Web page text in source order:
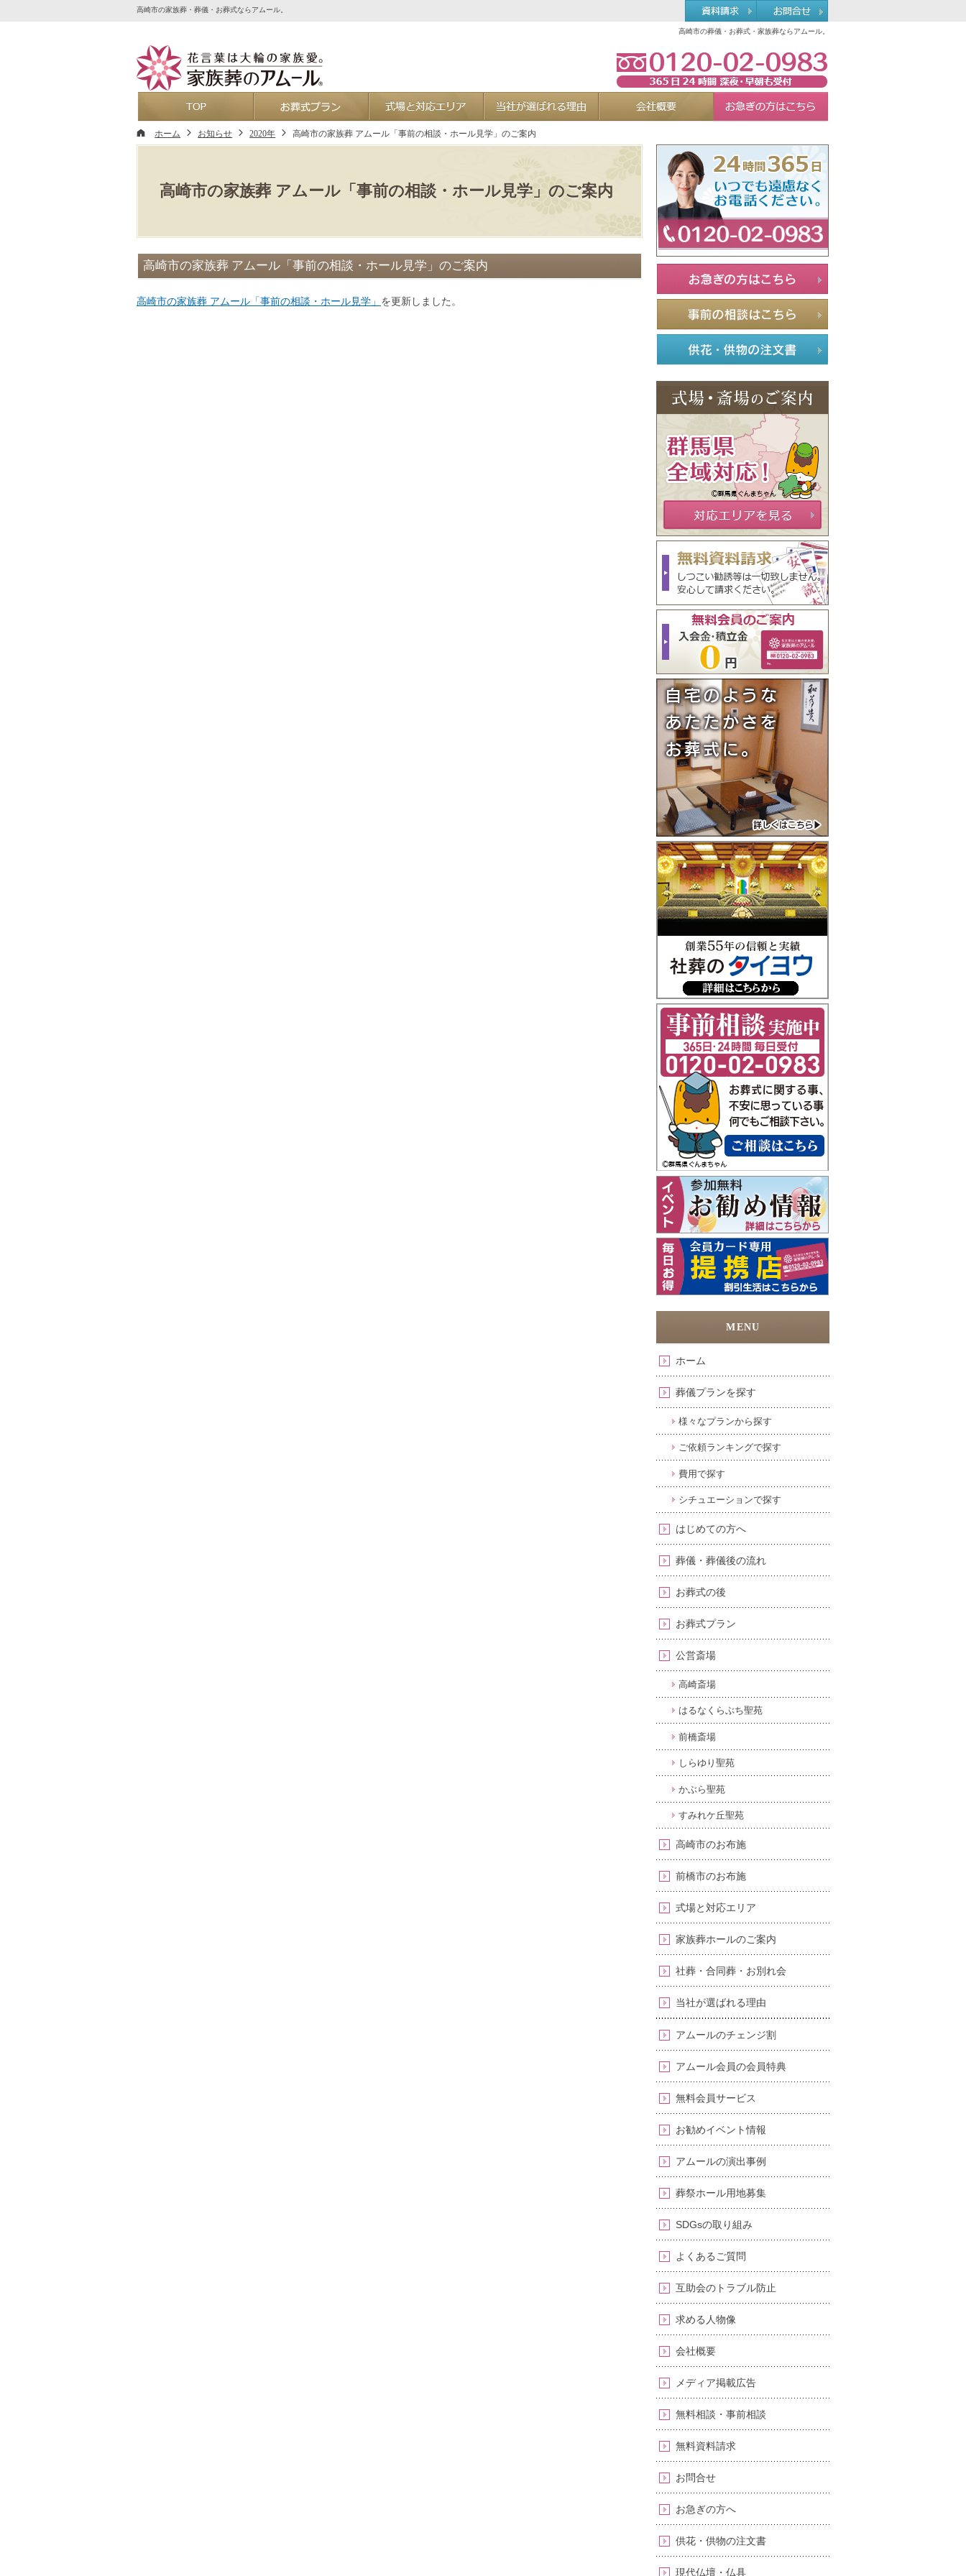
高崎市の家族葬 アムール「事前の相談・ホール見学」のご案内
高崎市の葬儀・お葬式・家族葬ならアムール。
高崎市の家族葬・葬儀・お葬式ならアムール。
高崎市の家族葬 アムール「事前の相談・ホール見学」のご案内
高崎市の家族葬 アムール「事前の相談・ホール見学」 を更新しました。
ホーム
葬儀プランを探す
様々なプランから探す
ご依頼ランキングで探す
費用で探す
シチュエーションで探す
はじめての方へ
葬儀・葬儀後の流れ
お葬式の後
お葬式プラン
公営斎場
高崎斎場
はるなくらぶち聖苑
前橋斎場
しらゆり聖苑
かぶら聖苑
すみれケ丘聖苑
高崎市のお布施
前橋市のお布施
式場と対応エリア
家族葬ホールのご案内
社葬・合同葬・お別れ会
当社が選ばれる理由
アムールのチェンジ割
アムール会員の会員特典
無料会員サービス
お勧めイベント情報
アムールの演出事例
葬祭ホール用地募集
SDGsの取り組み
よくあるご質問
互助会のトラブル防止
求める人物像
会社概要
メディア掲載広告
無料相談・事前相談
無料資料請求
お問合せ
お急ぎの方へ
供花・供物の注文書
現代仏壇・仏具
ホーム お知らせ 2020年 高崎市の家族葬 アムール「事前の相談・ホール見学」のご案内